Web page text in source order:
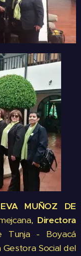
MUÑOZ DE
Directora
- Boyacá
Gestora Social del